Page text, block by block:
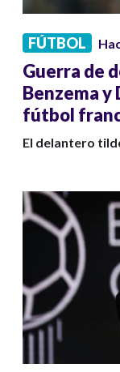
FÚTBOL
Guerra de
Benzema y
fútbol
El delantero